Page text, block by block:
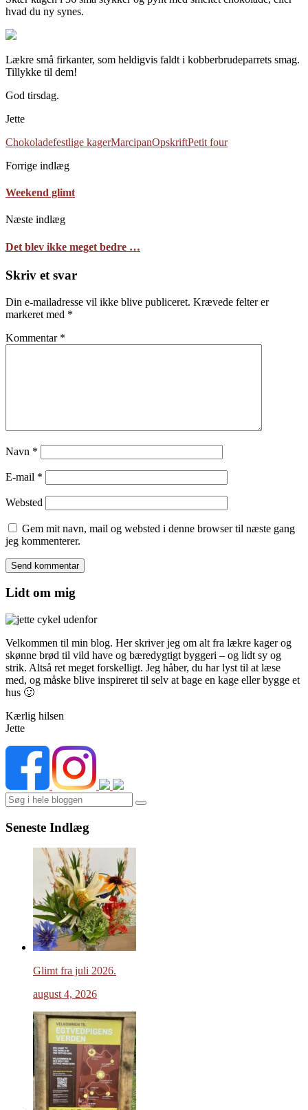
hvad du ny synes.
Lækre små firkanter, som heldigvis faldt i kobberbrudeparrets smag.
Tillykke til dem!
God tirsdag.
Jette
Chokoladefestlige kagerMarcipanOpskriftPetit four
Forrige indlæg
Weekend glimt
Næste indlæg
Det blev ikke meget bedre …
Skriv et svar
Din e-mailadresse vil ikke blive publiceret. Krævede felter er
markeret med *
Kommentar *
Navn *
E-mail *
Websted
Gem mit navn, mail og websted i denne browser til næste gang
jeg kommenterer.
Lidt om mig
Velkommen til min blog. Her skriver jeg om alt fra lækre kager og
skønne brød til vild have og bæredygtigt byggeri – og lidt sy og
strik. Altså ret meget forskelligt. Jeg håber, du har lyst til at læse
med, og måske blive inspireret til selv at bage en kage eller bygge et
hus 🙂
Kærlig hilsen
Jette
Search
Seneste Indlæg
Glimt fra juli 2026.
august 4, 2026